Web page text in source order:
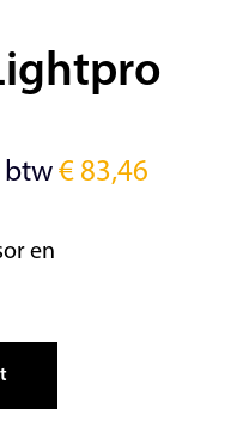
btw€ 83,46
en